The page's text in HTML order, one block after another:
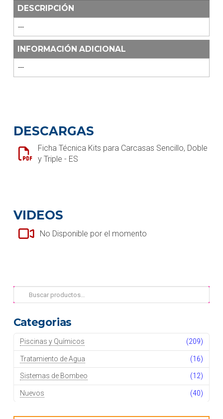
DESCRIPCIÓN
---
INFORMACIÓN ADICIONAL
---
DESCARGAS
Ficha Técnica Kits para Carcasas Sencillo, Doble
y Triple - ES
VIDEOS
No Disponible por el momento
Buscar
por:
Categorias
Piscinas y Químicos (209)
Tratamiento de Agua (16)
Sistemas de Bombeo (12)
Nuevos (40)